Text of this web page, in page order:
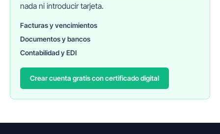
nada ni introducir tarjeta.
Facturas y vencimientos
Documentos y bancos
Contabilidad y EDI
Crear cuenta gratis con certificado digital
FINANEDI
Hablemos ahora
Pedir información sobre FinanEDI